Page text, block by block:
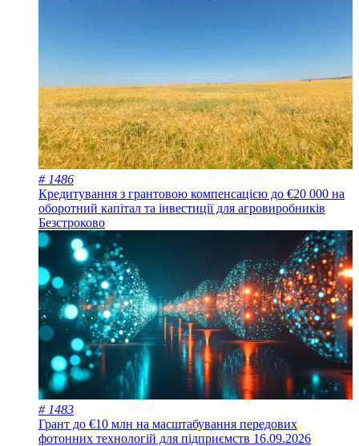
# 1486
Кредитування з грантовою компенсацією до €20 000 на
оборотний капітал та інвестиції для агровиробників
Безстроково
# 1483
Грант до €10 млн на масштабування передових
фотонних технологій для підприємств 16.09.2026